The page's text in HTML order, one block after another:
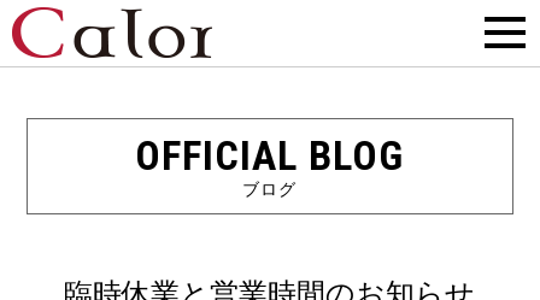
OFFICIAL BLOG
ブログ
臨時休業と営業時間のお知らせ